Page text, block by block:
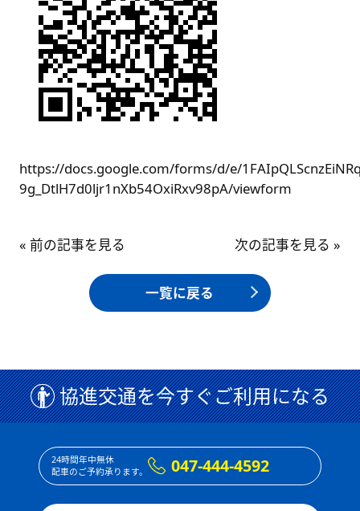
https://docs.google.com/forms/d/e/
9g_DtlH7d0ljr1nXb54OxiRxv98pA/viewform
« 前の記事を見る 次の記事を見る »
一覧に戻る
協進交通を今すぐご利用になる
24時間年中無休
配車のご予約承ります。
047-444-4592